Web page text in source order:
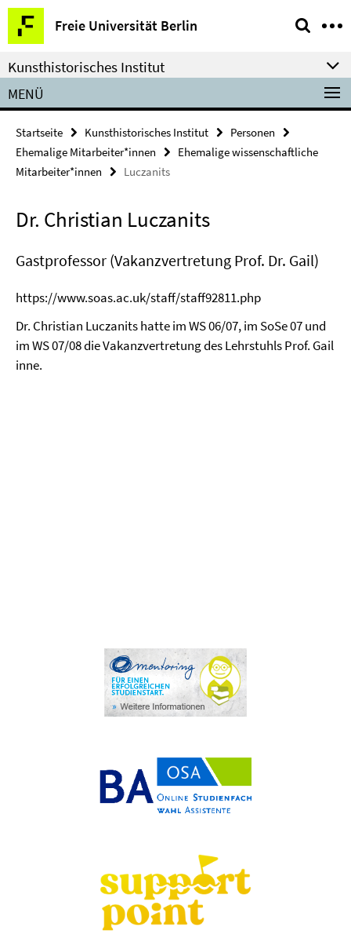
Springe
direkt
zu
Inhalt
Freie Universität Berlin
Service-
Navigation
Kunsthistorisches Institut
MENÜ
Startseite Kunsthistorisches Institut
Personen
Ehemalige Mitarbeiter*innen
Ehemalige wissenschaftliche
Mitarbeiter*innen
Luczanits
Dr. Christian Luczanits
Gastprofessor (Vakanzvertretung Prof. Dr. Gail)
https://www.soas.ac.uk/staff/staff92811.php
Dr. Christian Luczanits hatte im WS 06/07, im SoSe 07 und
im WS 07/08 die Vakanzvertretung des Lehrstuhls Prof. Gail
inne.